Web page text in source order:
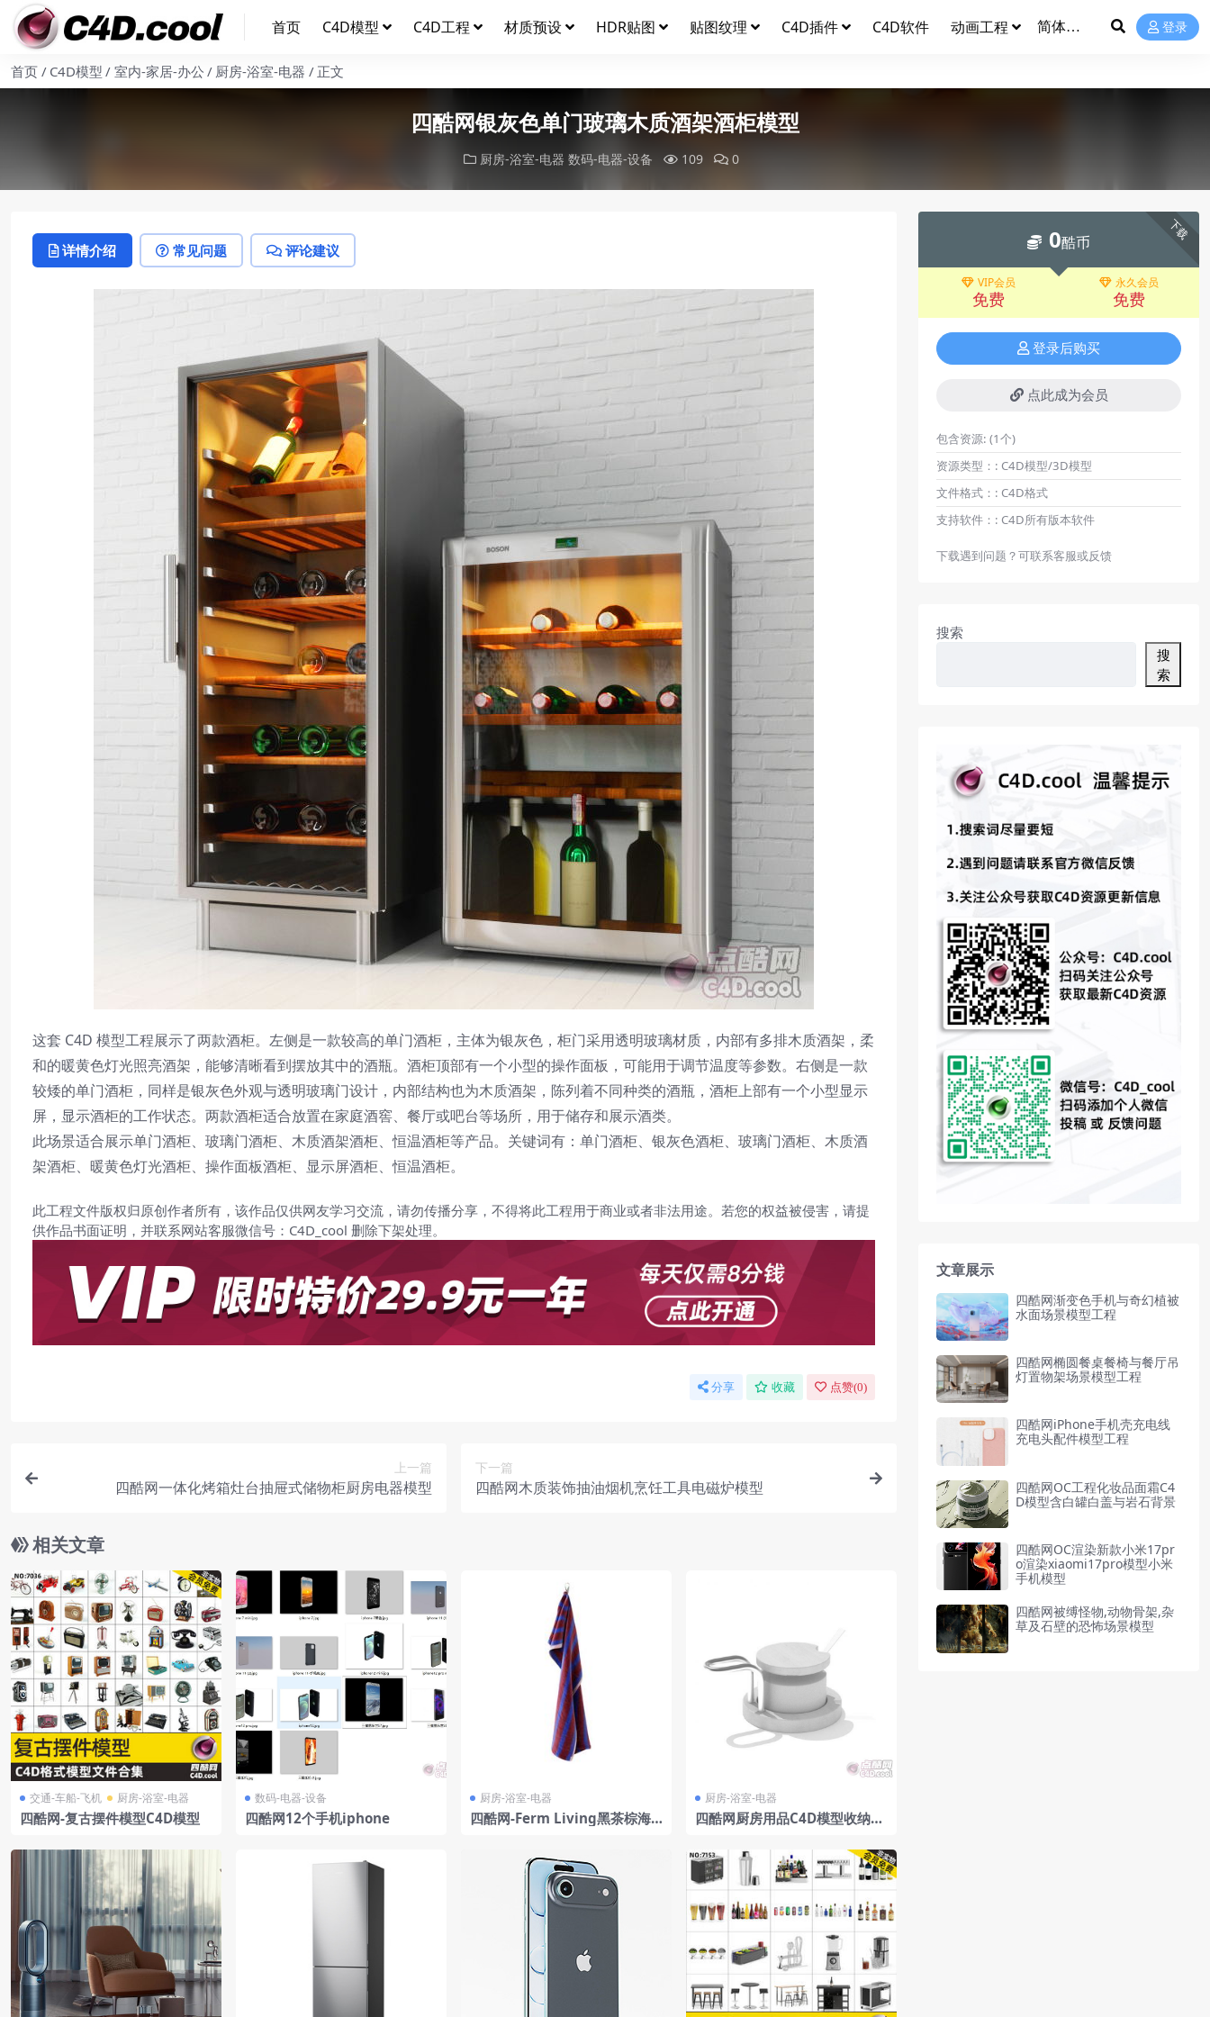
首页 C4D模型 C4D工程 材质预设 HDR贴图 贴图纹理 C4D插件 C4D软件 动画工程 登录
首页 C4D模型 室内-家居-办公 厨房-浴室-电器 正文
四酷网银灰色单门玻璃木质酒架酒柜模型
厨房-浴室-电器 数码-电器-设备 109 0
详情介绍 常见问题 评论建议
这套 C4D 模型工程展示了两款酒柜。左侧是一款较高的单门酒柜，主体为银灰色，柜门采用透明玻璃材质，内部有多排木质酒架，柔
和的暖黄色灯光照亮酒架，能够清晰看到摆放其中的酒瓶。酒柜顶部有一个小型的操作面板，可能用于调节温度等参数。右侧是一款
较矮的单门酒柜，同样是银灰色外观与透明玻璃门设计，内部结构也为木质酒架，陈列着不同种类的酒瓶，酒柜上部有一个小型显示
屏，显示酒柜的工作状态。两款酒柜适合放置在家庭酒窖、餐厅或吧台等场所，用于储存和展示酒类。
此场景适合展示单门酒柜、玻璃门酒柜、木质酒架酒柜、恒温酒柜等产品。关键词有：单门酒柜、银灰色酒柜、玻璃门酒柜、木质酒
架酒柜、暖黄色灯光酒柜、操作面板酒柜、显示屏酒柜、恒温酒柜。
此工程文件版权归原创作者所有，该作品仅供网友学习交流，请勿传播分享，不得将此工程用于商业或者非法用途。若您的权益被侵害，请提
供作品书面证明，并联系网站客服微信号：C4D_cool 删除下架处理。
分享 收藏 点赞(0)
上一篇
四酷网一体化烤箱灶台抽屉式储物柜厨房电器模型
下一篇
四酷网木质装饰抽油烟机烹饪工具电磁炉模型
相关文章
交通-车船-飞机 厨房-浴室-电器
四酷网-复古摆件模型C4D模型
数码-电器-设备
四酷网12个手机iphone
厨房-浴室-电器
四酷网-Ferm Living黑茶棕海
厨房-浴室-电器
四酷网厨房用品C4D模型收纳瓶
下载
0酷币
VIP会员
免费
永久会员
免费
登录后购买
点此成为会员
包含资源: (1个)
资源类型：: C4D模型/3D模型
文件格式：: C4D格式
支持软件：: C4D所有版本软件
下载遇到问题？可联系客服或反馈
搜索
搜
索
文章展示
四酷网渐变色手机与奇幻植被
水面场景模型工程
四酷网椭圆餐桌餐椅与餐厅吊
灯置物架场景模型工程
四酷网iPhone手机壳充电线
充电头配件模型工程
四酷网OC工程化妆品面霜C4
D模型含白罐白盖与岩石背景
四酷网OC渲染新款小米17pr
o渲染xiaomi17pro模型小米
手机模型
四酷网被缚怪物,动物骨架,杂
草及石壁的恐怖场景模型